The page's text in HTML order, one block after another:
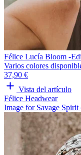
Félice Lucía Bloom -
Varios colores
37,90 €
Vista del artículo
Félice Headwear
Image for Savage